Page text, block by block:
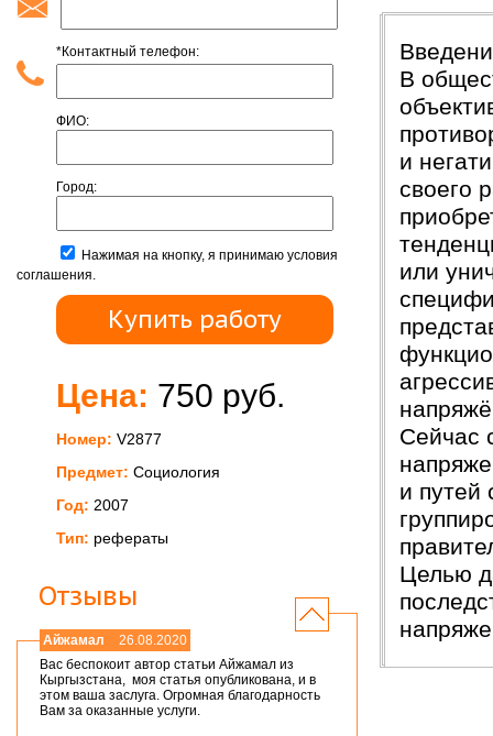
*Контактный телефон:
ФИО:
Город:
Нажимая на кнопку, я принимаю условия
соглашения.
Цена: 750 руб.
Номер: V2877
Предмет: Социология
Год: 2007
Тип: рефераты
Отзывы
Айжамал
26.08.2020
Вас беспокоит автор статьи Айжамал из
Кыргызстана, моя статья опубликована, и в
этом ваша заслуга. Огромная благодарность
Вам за оказанные услуги.
В
и
своего
или
Сейчас
и путей
Целью